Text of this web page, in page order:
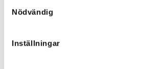
Nödvändig
Inställningar